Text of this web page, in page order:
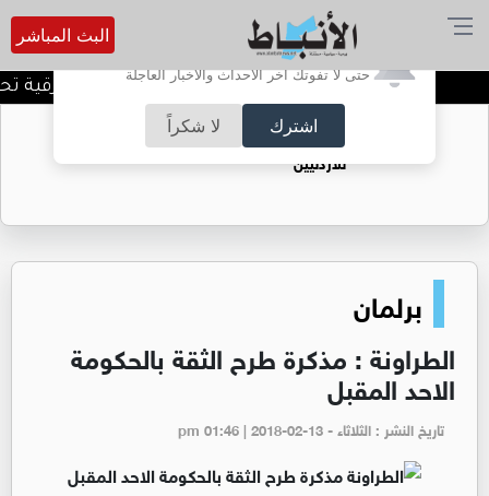
أترغب في تفعيل الإشعارات؟
حتى لا تفوتك آخر الأحداث والأخبار العاجلة
اشترك لا شكراً
البث المباشر
المنطقة العسكرية الشرقية
حقل الريشة حين يتحول الغاز إلى فرص عمل
للأردنيين
برلمان
الطراونة : مذكرة طرح الثقة بالحكومة
الاحد المقبل
تاريخ النشر : الثلاثاء - pm 01:46 | 2018-02-13